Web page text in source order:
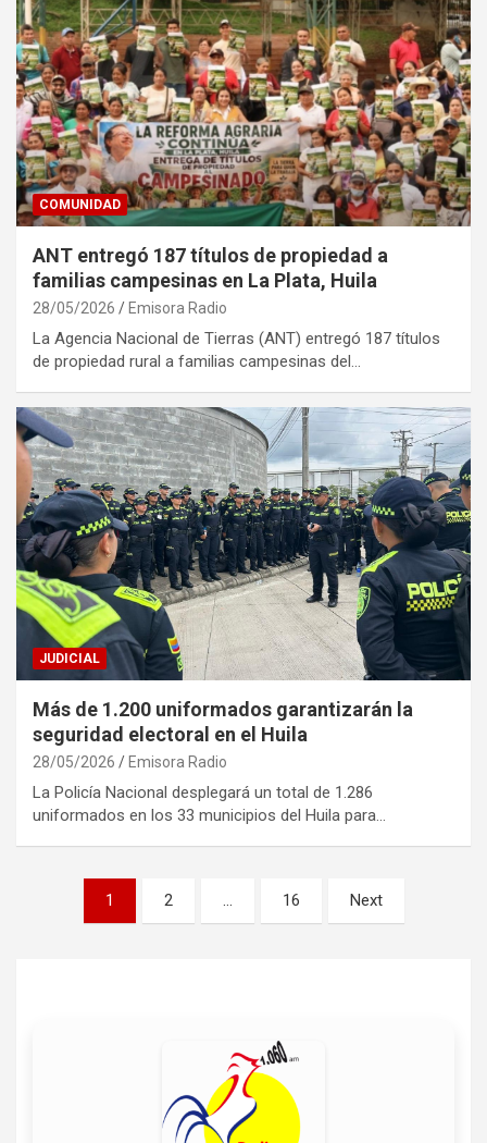
COMUNIDAD
ANT entregó 187 títulos de propiedad a
familias campesinas en La Plata, Huila
28/05/2026 Emisora Radio
La Agencia Nacional de Tierras (ANT) entregó 187 títulos
de propiedad rural a familias campesinas del…
JUDICIAL
Más de 1.200 uniformados garantizarán la
seguridad electoral en el Huila
28/05/2026 Emisora Radio
La Policía Nacional desplegará un total de 1.286
uniformados en los 33 municipios del Huila para…
Paginación
1 2 … 16 Next